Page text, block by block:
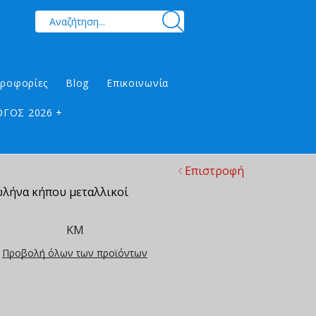
Blog Επικοινωνία
2026 +
κήπου μεταλλικοί
Επιστροφή
ΚΜ
Προβολή όλων των προϊόντων